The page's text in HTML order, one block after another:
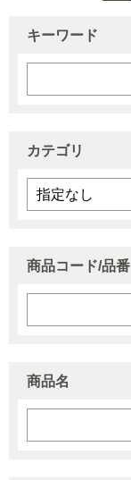
キーワード
カテゴリ
商品コード/品番
商品名